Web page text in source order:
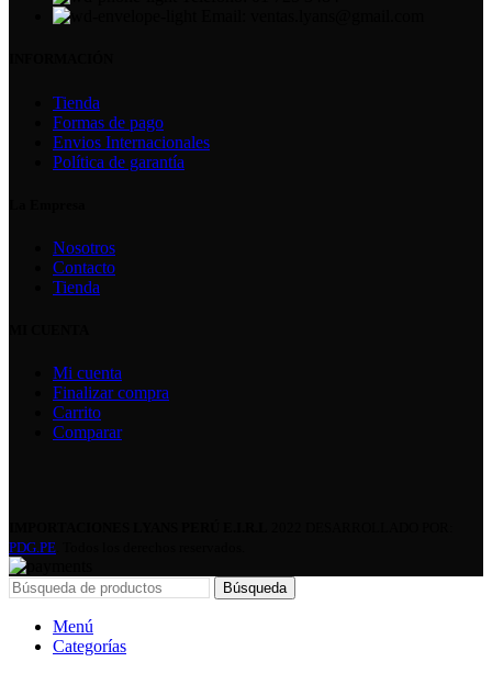
Tienda
Formas de pago
Envios Internacionales
Política de garantía
Nosotros
Contacto
Tienda
Mi cuenta
Finalizar compra
Carrito
Comparar
PDG.PE
Búsqueda
Menú
Categorías